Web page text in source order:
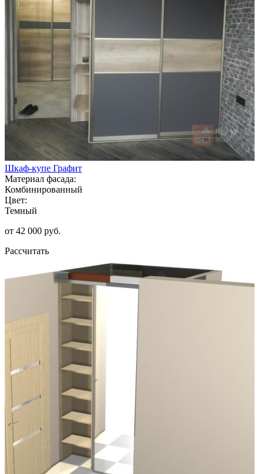
Шкаф-купе Графит
Материал фасада:
Комбинированный
Цвет:
Темный
от 42 000 руб.
Рассчитать